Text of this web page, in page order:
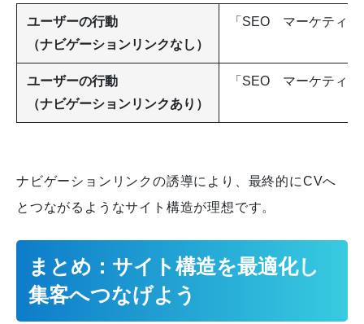
ユーザーの行動
（ナビゲーションリンクなし）
「SEO マーケティ
ユーザーの行動
（ナビゲーションリンクあり）
「SEO マーケティ
ナビゲーションリンクの誘導により、最終的にCVへ
とつながるようなサイト構造が理想です。
まとめ：サイト構造を最適化し
集客へつなげよう